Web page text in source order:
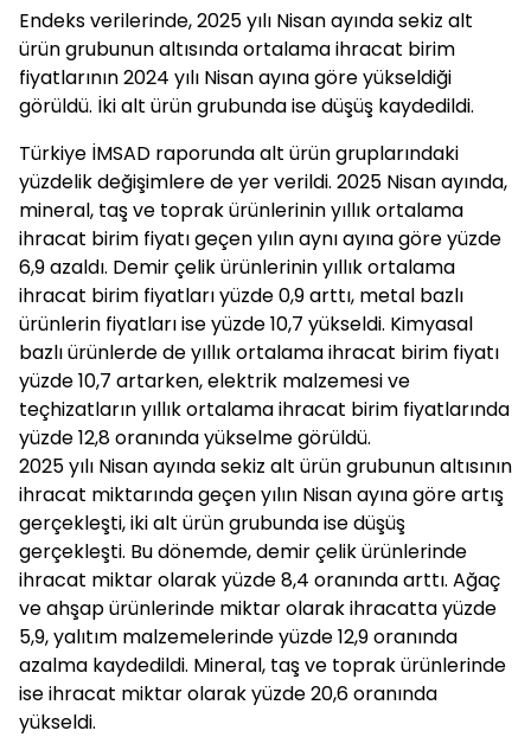
Endeks verilerinde, 2025 yılı Nisan ayında sekiz alt
ürün grubunun altısında ortalama ihracat birim
fiyatlarının 2024 yılı Nisan ayına göre yükseldiği
görüldü. İki alt ürün grubunda ise düşüş kaydedildi.
Türkiye İMSAD raporunda alt ürün gruplarındaki
yüzdelik değişimlere de yer verildi. 2025 Nisan ayında,
mineral, taş ve toprak ürünlerinin yıllık ortalama
ihracat birim fiyatı geçen yılın aynı ayına göre yüzde
6,9 azaldı. Demir çelik ürünlerinin yıllık ortalama
ihracat birim fiyatları yüzde 0,9 arttı, metal bazlı
ürünlerin fiyatları ise yüzde 10,7 yükseldi. Kimyasal
bazlı ürünlerde de yıllık ortalama ihracat birim fiyatı
yüzde 10,7 artarken, elektrik malzemesi ve
teçhizatların yıllık ortalama ihracat birim fiyatlarında
yüzde 12,8 oranında yükselme görüldü.
2025 yılı Nisan ayında sekiz alt ürün grubunun altısının
ihracat miktarında geçen yılın Nisan ayına göre artış
gerçekleşti, iki alt ürün grubunda ise düşüş
gerçekleşti. Bu dönemde, demir çelik ürünlerinde
ihracat miktar olarak yüzde 8,4 oranında arttı. Ağaç
ve ahşap ürünlerinde miktar olarak ihracatta yüzde
5,9, yalıtım malzemelerinde yüzde 12,9 oranında
azalma kaydedildi. Mineral, taş ve toprak ürünlerinde
ise ihracat miktar olarak yüzde 20,6 oranında
yükseldi.